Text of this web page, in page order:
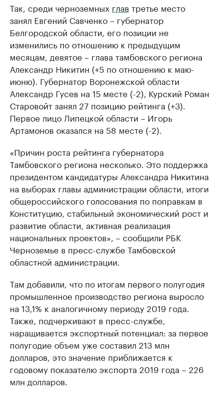
Так, среди черноземных глав третье место
занял Евгений Савченко – губернатор
Белгородской области, его позиции не
изменились по отношению к предыдущим
месяцам, девятое – глава тамбовского региона
Александр Никитин (+5 по отношению к маю-
июню). Губернатор Воронежской области
Александр Гусев на 15 месте (-2), Курский Роман
Старовойт занял 27 позицию рейтинга (+3).
Первое лицо Липецкой области – Игорь
Артамонов оказался на 58 месте (-2).
«Причин роста рейтинга губернатора
Тамбовского региона несколько. Это поддержка
президентом кандидатуры Александра Никитина
на выборах главы администрации области, итоги
общероссийского голосования по поправкам в
Конституцию, стабильный экономический рост и
развитие области, активная реализация
национальных проектов», – сообщили РБК
Черноземье в пресс-службе Тамбовской
областной администрации.
Там добавили, что по итогам первого полугодия
промышленное производство региона выросло
на 13,1% к аналогичному периоду 2019 года.
Также, подчеркивают в пресс-службе,
наращивается экспортный потенциал: за первое
полугодие объем уже составил 213 млн
долларов, это значение приближается к
годовому показателю экспорта 2019 года – 226
млн долларов.